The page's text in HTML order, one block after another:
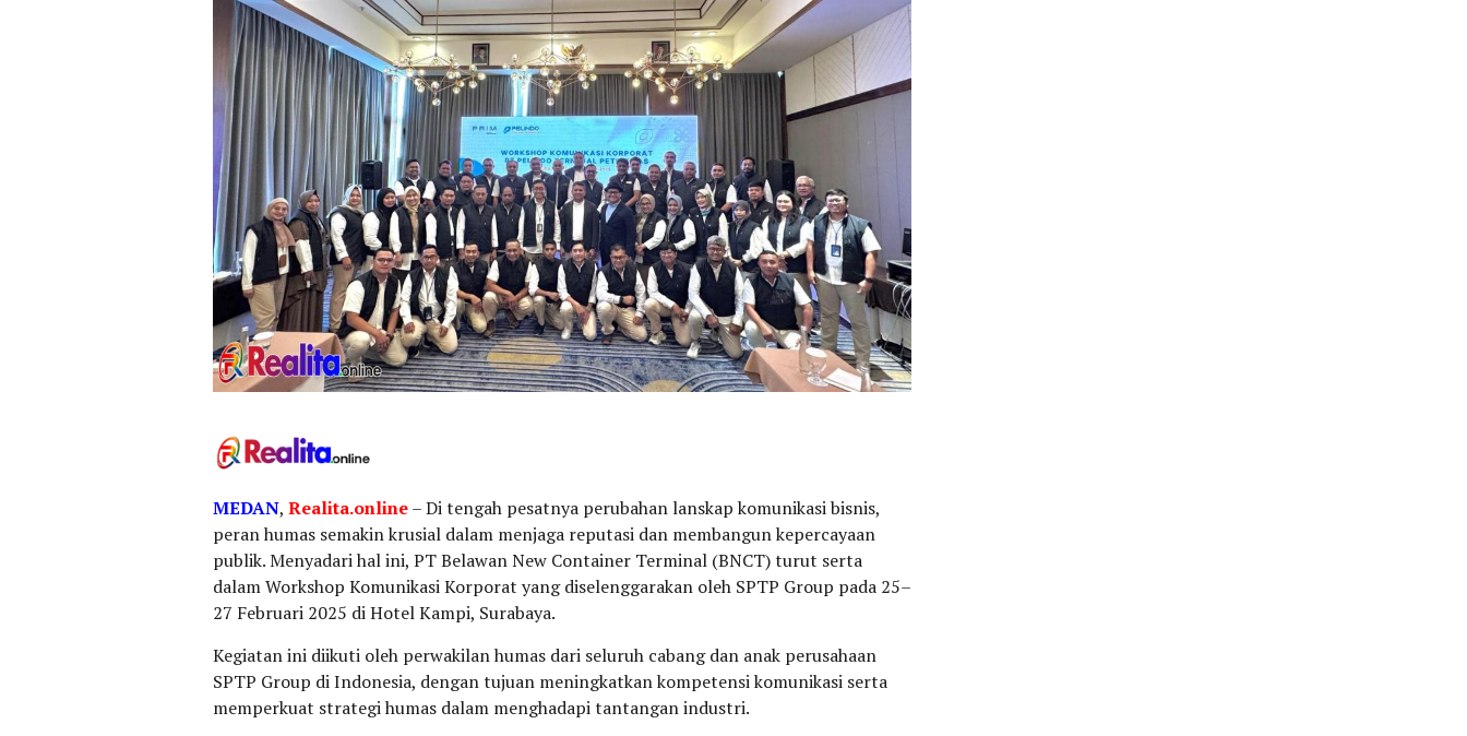
MEDAN, Realita.online– Di tengah pesatnya perubahan lanskap komunikasi bisnis,
peran humas semakin krusial dalam menjaga reputasi dan membangun kepercayaan
publik. Menyadari hal ini, PT Belawan New Container Terminal (BNCT) turut serta
dalam Workshop Komunikasi Korporat yang diselenggarakan oleh SPTP Group pada 25–
27 Februari 2025 di Hotel Kampi, Surabaya.
Kegiatan ini diikuti oleh perwakilan humas dari seluruh cabang dan anak perusahaan
SPTP Group di Indonesia, dengan tujuan meningkatkan kompetensi komunikasi serta
memperkuat strategi humas dalam menghadapi tantangan industri.